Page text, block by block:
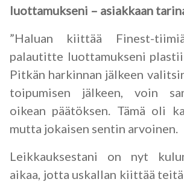
luottamukseni – asiakkaan
”Haluan kiittää Finest-
palautitte luottamukseni
Pitkän harkinnan jälkeen
toipumisen jälkeen, voin
oikean päätöksen. Tämä oli
mutta jokaisen sentin arvoinen.
Leikkauksestani on nyt
aikaa, jotta uskallan kiittää